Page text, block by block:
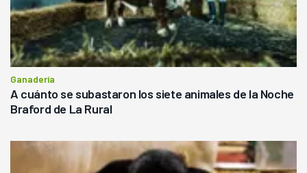
Ganadería
A cuánto se subastaron los siete animales de la Noche
Braford de La Rural